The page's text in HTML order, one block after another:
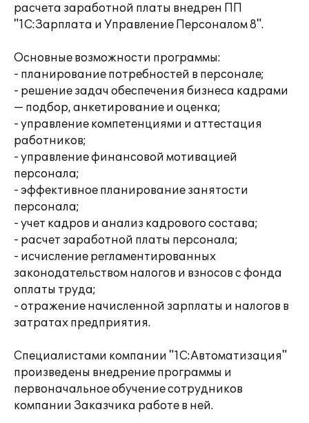
расчета заработной платы внедрен ПП
"1С:Зарплата и Управление Персоналом 8".
Основные возможности программы:
- планирование потребностей в персонале;
- решение задач обеспечения бизнеса кадрами
— подбор, анкетирование и оценка;
- управление компетенциями и аттестация
работников;
- управление финансовой мотивацией
персонала;
- эффективное планирование занятости
персонала;
- учет кадров и анализ кадрового состава;
- расчет заработной платы персонала;
- исчисление регламентированных
законодательством налогов и взносов с фонда
оплаты труда;
- отражение начисленной зарплаты и налогов в
затратах предприятия.
Специалистами компании "1С:Автоматизация"
произведены внедрение программы и
первоначальное обучение сотрудников
компании Заказчика работе в ней.